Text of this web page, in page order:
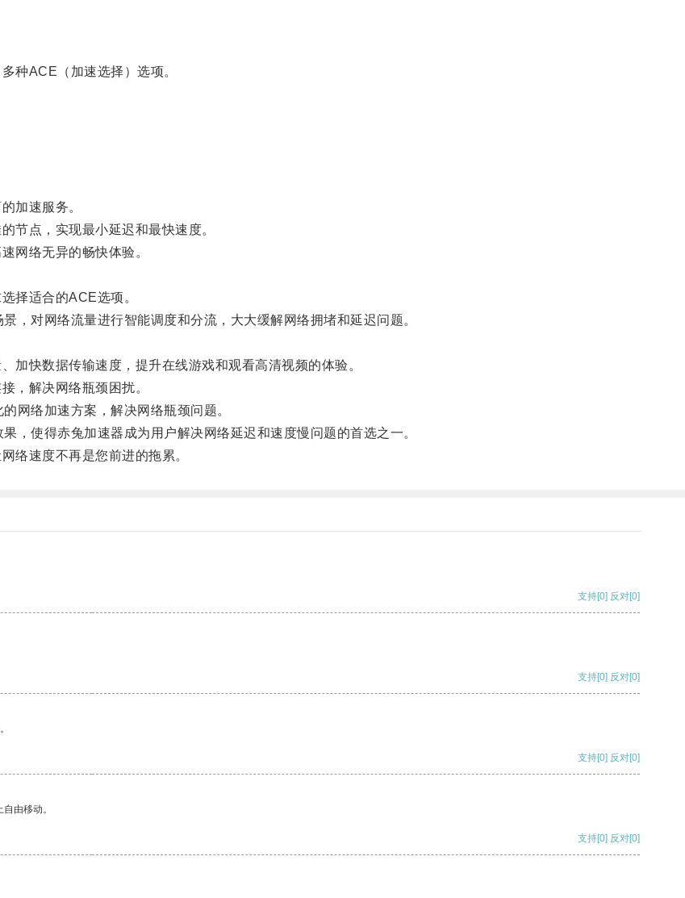
ACE（加速选择）选项。
加速服务。
点，实现最小延迟和最快速度。
网络无异的畅快体验。
择适合的ACE选项。
对网络流量进行智能调度和分流，大大缓解网络拥堵和延迟问题。
快数据传输速度，提升在线游戏和观看高清视频的体验。
，解决网络瓶颈困扰。
络加速方案，解决网络瓶颈问题。
使得赤兔加速器成为用户解决网络延迟和速度慢问题的首选之一。
速度不再是您前进的拖累。
支持[0] 反对[0]
支持[0] 反对[0]
支持[0] 反对[0]
由移动。
支持[0] 反对[0]